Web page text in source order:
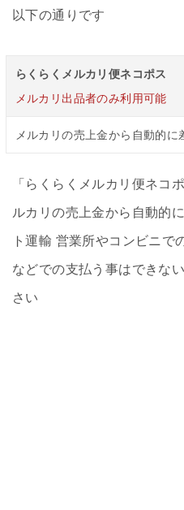
以下の通りです
らくらくメルカリ便ネコポス
メルカリ出品者のみ利用可能
メルカリの売上金から自動的に
「らくらくメルカリ便ネコ
ルカリの売上金から自動的
ト運輸 営業所やコンビニで
などでの支払う事はできな
さい